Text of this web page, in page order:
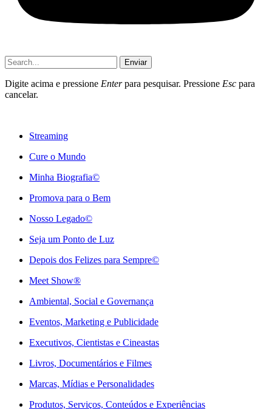
Enviar
Digite acima e pressione Enterpara pesquisar. Pressione Esc para
cancelar.
Streaming
Cure o Mundo
Minha Biografia©
Promova para o Bem
Nosso Legado©
Seja um Ponto de Luz
Depois dos Felizes para Sempre©️
Meet Show®
Ambiental, Social e Governança
Eventos, Marketing e Publicidade
Executivos, Cientistas e Cineastas
⁠Livros, Documentários e Filmes
Marcas, Mídias e Personalidades
⁠Produtos, Serviços, Conteúdos e Experiências